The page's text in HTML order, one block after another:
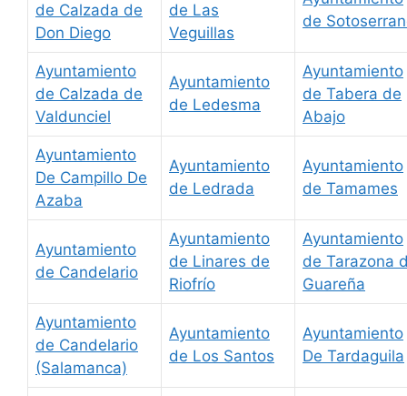
de Calzada de
Don Diego
de Las
Veguillas
de
Ayuntamiento
de Calzada de
Valdunciel
Ayuntamiento
de Ledesma
Ayuntamiento
de Tabera de
Abajo
Ayuntamiento
De Campillo De
Azaba
Ayuntamiento
de Ledrada
Ayuntamiento
de Tamames
Ayuntamiento
de Candelario
Ayuntamiento
de Linares de
Riofrío
Ayuntamiento
de Tarazona
Guareña
Ayuntamiento
de Candelario
(Salamanca)
Ayuntamiento
de Los Santos
Ayuntamiento
De Tardaguila